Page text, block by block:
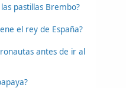
pastillas Brembo?
el rey de España?
antes de ir al